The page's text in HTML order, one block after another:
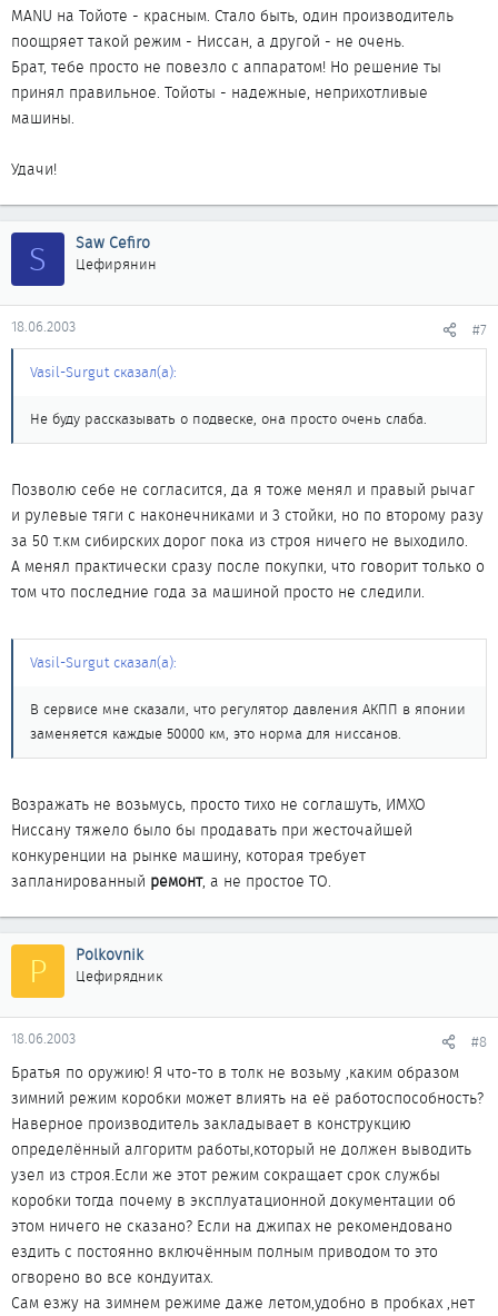
MANU на Тойоте - красным. Стало быть, один производитель
поощряет такой режим - Ниссан, а другой - не очень.
Брат, тебе просто не повезло с аппаратом! Но решение ты
принял правильное. Тойоты - надежные, неприхотливые
машины.
Удачи!
S Saw Cefiro
Цефирянин
18.06.2003 #7
Vasil-Surgut сказал(а):
Не буду рассказывать о подвеске, она просто очень слаба.
Позволю себе не согласится, да я тоже менял и правый рычаг
и рулевые тяги с наконечниками и 3 стойки, но по второму разу
за 50 т.км сибирских дорог пока из строя ничего не выходило.
А менял практически сразу после покупки, что говорит только о
том что последние года за машиной просто не следили.
Vasil-Surgut сказал(а):
В сервисе мне сказали, что регулятор давления АКПП в японии
заменяется каждые 50000 км, это норма для ниссанов.
Возражать не возьмусь, просто тихо не соглашуть, ИМХО
Ниссану тяжело было бы продавать при жесточайшей
конкуренции на рынке машину, которая требует
запланированный ремонт, а не простое ТО.
P Polkovnik
Цефирядник
18.06.2003 #8
Братья по оружию! Я что-то в толк не возьму ,каким образом
зимний режим коробки может влиять на её работоспособность?
Наверное производитель закладывает в конструкцию
определённый алгоритм работы,который не должен выводить
узел из строя.Если же этот режим сокращает срок службы
коробки тогда почему в эксплуатационной документации об
этом ничего не сказано? Если на джипах не рекомендовано
ездить с постоянно включённым полным приводом то это
огворено во все кондуитах.
Сам езжу на зимнем режиме даже летом,удобно в пробках ,нет